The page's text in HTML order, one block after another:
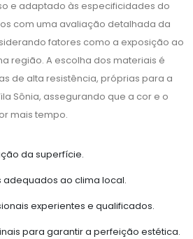
e adaptado às especificidades do
com uma avaliação detalhada da
fatores como a exposição ao
região. A escolha dos materiais é
de alta resistência, próprias para a
Sônia, assegurando que a cor e o
mais tempo.
da superfície.
adequados ao clima local.
experientes e qualificados.
para garantir a perfeição estética.